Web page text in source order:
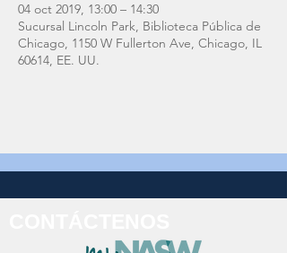
04 oct 2019, 13:00 – 14:30
Sucursal Lincoln Park, Biblioteca Pública de
Chicago, 1150 W Fullerton Ave, Chicago, IL
60614, EE. UU.